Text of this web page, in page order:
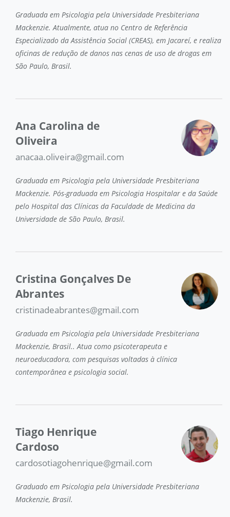
Graduada em Psicologia pela Universidade Presbiteriana
Mackenzie. Atualmente, atua no Centro de Referência
Especializado da Assistência Social (CREAS), em Jacareí, e realiza
oficinas de redução de danos nas cenas de uso de drogas em
São Paulo, Brasil.
Ana Carolina de
Oliveira
anacaa.oliveira@gmail.com
Graduada em Psicologia pela Universidade Presbiteriana
Mackenzie. Pós-graduada em Psicologia Hospitalar e da Saúde
pelo Hospital das Clínicas da Faculdade de Medicina da
Universidade de São Paulo, Brasil.
Cristina Gonçalves De
Abrantes
cristinadeabrantes@gmail.com
Graduada em Psicologia pela Universidade Presbiteriana
Mackenzie, Brasil.. Atua como psicoterapeuta e
neuroeducadora, com pesquisas voltadas à clínica
contemporânea e psicologia social.
Tiago Henrique
Cardoso
cardosotiagohenrique@gmail.com
Graduado em Psicologia pela Universidade Presbiteriana
Mackenzie, Brasil.